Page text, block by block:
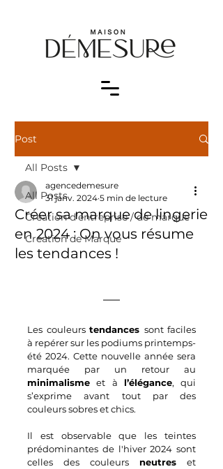
Post
All Posts
Création d'entreprise / de marque
Création de Marque
All Posts
Créer sa marque de lingerie
en 2024 : On vous résume
les tendances !
agencedemesure
31 janv. 2024 5 min de lecture
Les couleurs tendances sont faciles
à repérer sur les podiums printemps-
été 2024. Cette nouvelle année sera
minimalisme et à l’élégance, qui
s’exprime avant tout par des
couleurs sobres et chics.
Il est observable que les teintes
prédominantes de l'hiver 2024 sont
celles des couleurs neutres